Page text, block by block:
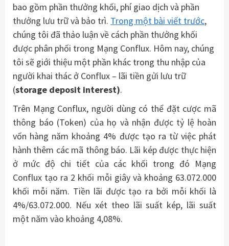
bao gồm phần thưởng khối, phí giao dịch và phần
thưởng lưu trữ và bảo trì. Trong một bài viết trước,
chúng tôi đã thảo luận về cách phần thưởng khối
được phân phối trong Mạng Conflux. Hôm nay, chúng
tôi sẽ giới thiệu một phần khác trong thu nhập của
người khai thác ở Conflux – lãi tiền gửi lưu trữ
(storage deposit interest).
Trên Mạng Conflux, người dùng có thể đặt cược mã
thông báo (Token) của họ và nhận được tỷ lệ hoàn
vốn hàng năm khoảng 4% được tạo ra từ việc phát
hành thêm các mã thông báo. Lãi kép được thực hiện
ở mức độ chi tiết của các khối trong đó Mạng
Conflux tạo ra 2 khối mỗi giây và khoảng 63.072.000
khối mỗi năm. Tiền lãi được tạo ra bởi mỗi khối là
4%/63.072.000. Nếu xét theo lãi suất kép, lãi suất
một năm vào khoảng 4,08%.